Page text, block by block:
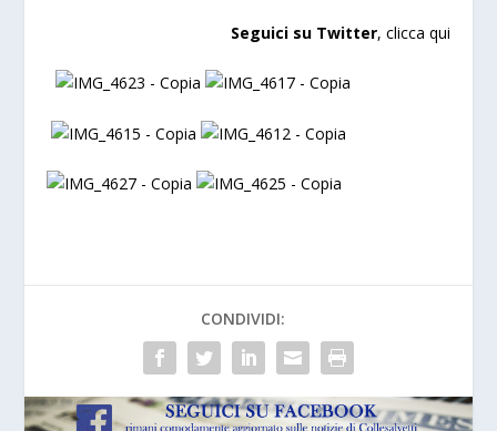
Seguici su Twitter, clicca qui
CONDIVIDI: